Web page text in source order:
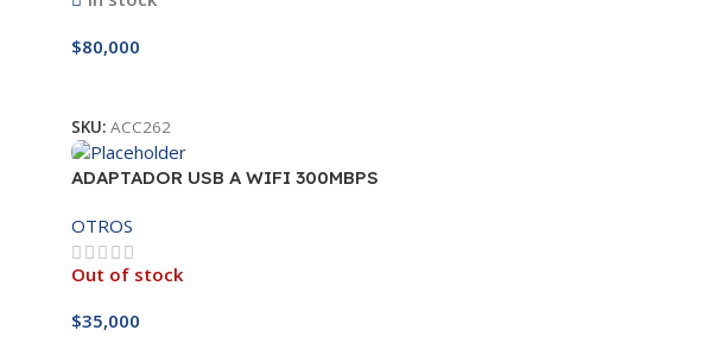
$80,000
SKU: ACC262
ADAPTADOR USB A WIFI 300MBPS
OTROS
Out of stock
$35,000